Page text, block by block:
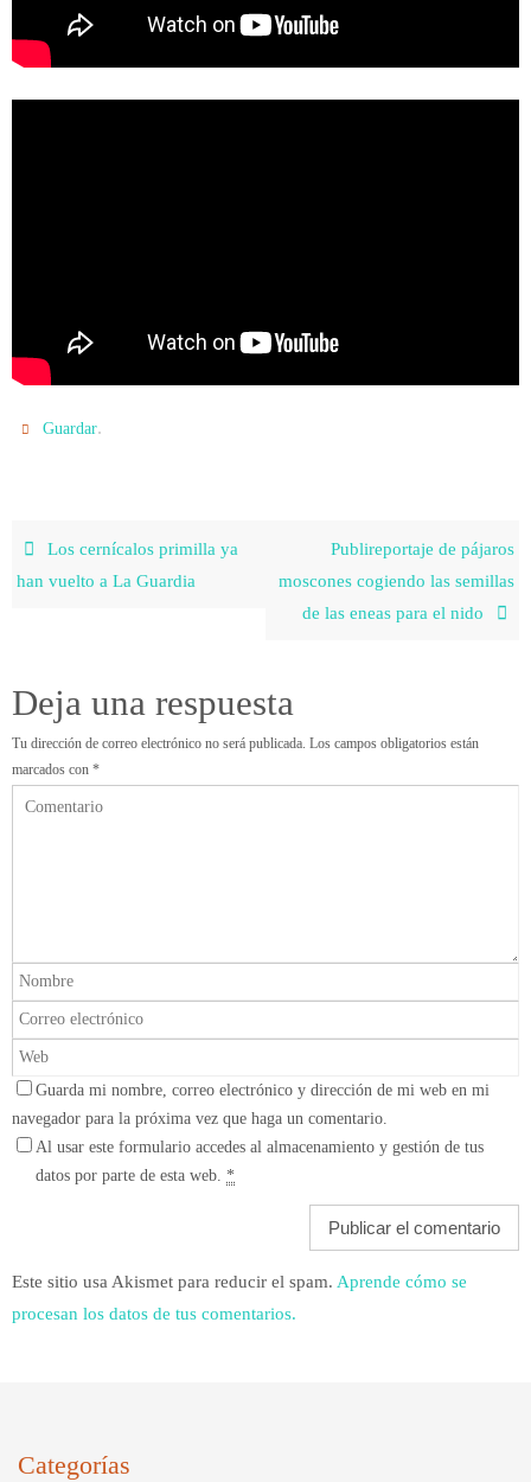
Guardar.
Los cernícalos primilla ya
han vuelto a La Guardia
Publireportaje de pájaros
moscones cogiendo las semillas
de las eneas para el nido
Deja una respuesta
Tu dirección de correo electrónico no será publicada. Los campos obligatorios están
marcados con *
Guarda mi nombre, correo electrónico y dirección de mi web en mi
navegador para la próxima vez que haga un comentario.
Al usar este formulario accedes al almacenamiento y gestión de tus
datos por parte de esta web. *
Este sitio usa Akismet para reducir el spam. Aprende cómo se
procesan los datos de tus comentarios.
Categorías